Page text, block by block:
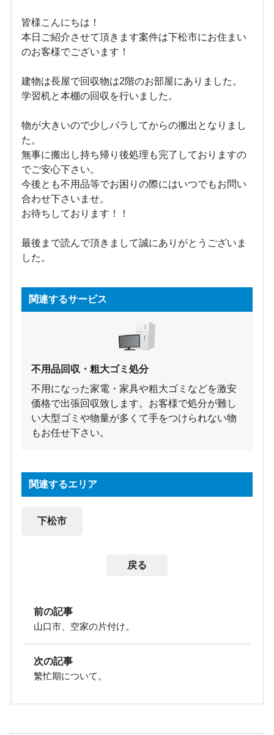
皆様こんにちは！
本日ご紹介させて頂きます案件は下松市にお住まい
のお客様でございます！
建物は長屋で回収物は2階のお部屋にありました。
学習机と本棚の回収を行いました。
物が大きいので少しバラしてからの搬出となりまし
た。
無事に搬出し持ち帰り後処理も完了しておりますの
でご安心下さい。
今後とも不用品等でお困りの際にはいつでもお問い
合わせ下さいませ。
お待ちしております！！
最後まで読んで頂きまして誠にありがとうございま
した。
関連するサービス
不用品回収・粗大ゴミ処分
不用になった家電・家具や粗大ゴミなどを激安
価格で出張回収致します。お客様で処分が難し
い大型ゴミや物量が多くて手をつけられない物
もお任せ下さい。
関連するエリア
下松市
戻る
前の記事
山口市、空家の片付け。
次の記事
繁忙期について。